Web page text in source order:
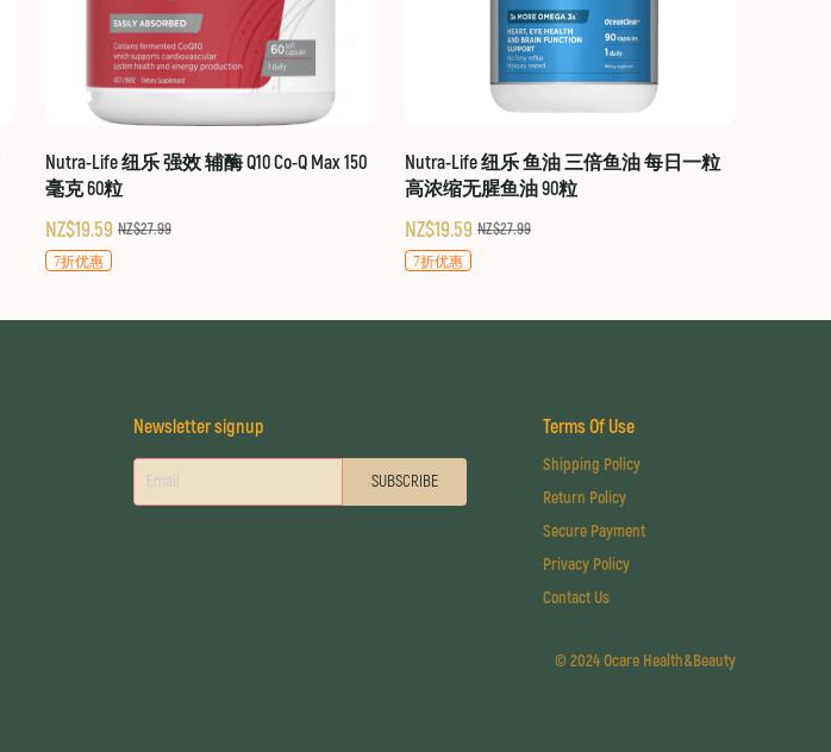
Nutra-Life 纽乐 强效 辅酶 Q10 Co-Q Max 150
毫克 60粒
NZ$19.59 NZ$27.99
7折优惠
Nutra-Life 纽乐 鱼油 三倍鱼油 每日一粒
高浓缩无腥鱼油 90粒
NZ$19.59 NZ$27.99
7折优惠
Newsletter signup
SUBSCRIBE
Terms Of Use
Shipping Policy
Return Policy
Secure Payment
Privacy Policy
Contact Us
© 2024 Ocare Health&Beauty